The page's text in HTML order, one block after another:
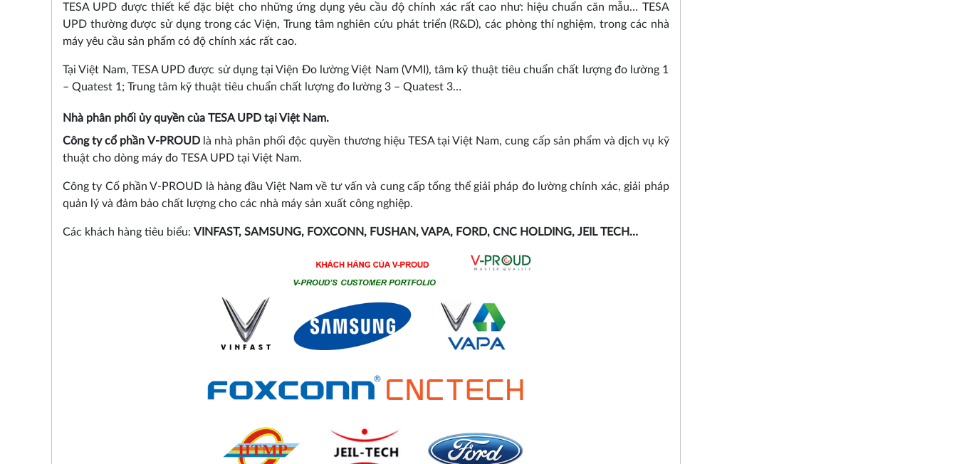
TESA UPD được thiết kế đặc biệt cho những ứng dụng yêu cầu độ chính xác rất cao như: hiệu chuẩn căn mẫu… TESA
UPD thường được sử dụng trong các Viện, Trung tâm nghiên cứu phát triển (R&D), các phòng thí nghiệm, trong các nhà
máy yêu cầu sản phẩm có độ chính xác rất cao.
Tại Việt Nam, TESA UPD được sử dụng tại Viện Đo lường Việt Nam (VMI), tâm kỹ thuật tiêu chuẩn chất lượng đo lường 1
– Quatest 1; Trung tâm kỹ thuật tiêu chuẩn chất lượng đo lường 3 – Quatest 3…
Nhà phân phối ủy quyền của TESA UPD tại Việt Nam.
Công ty cổ phần V-PROUDlà nhà phân phối độc quyền thương hiệu TESA tại Việt Nam, cung cấp sản phẩm và dịch vụ kỹ
thuật cho dòng máy đo TESA UPD tại Việt Nam.
Công ty Cổ phần V-PROUD là hàng đầu Việt Nam về tư vấn và cung cấp tổng thể giải pháp đo lường chính xác, giải pháp
quản lý và đảm bảo chất lượng cho các nhà máy sản xuất công nghiệp.
Các khách hàng tiêu biểu: VINFAST, SAMSUNG, FOXCONN, FUSHAN, VAPA, FORD, CNC HOLDING, JEIL TECH…